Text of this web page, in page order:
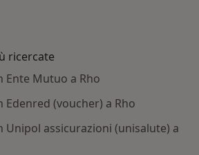
ricercate
Mutuo a Rho
(voucher) a Rho
Unipol assicurazioni (unisalute) a